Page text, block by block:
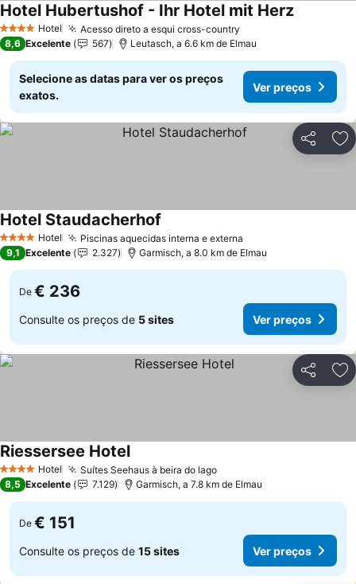
4 EstrelasHotel Acesso direto a esqui cross-country
Hotel Hubertushof - Ihr Hotel mit HerzVer
8,6 Excelente 567 Leutasch, a 6.6 km de Elmau
Selecione as datas para ver os preços
exatos.
Ver preços
Partilhar
4 EstrelasHotel Piscinas aquecidas interna e externa
Hotel Staudacherhof
9,1 Excelente 2.327 Garmisch, a 8.0 km de Elmau
De € 236
Consulte os preços de 5 sites Ver preços
Partilhar
4 EstrelasHotel Suítes Seehaus à beira do lagoVer preços
Riessersee HotelVer preços
8,5 Excelente 7.129 Garmisch, a 7.8 km de Elmau
De € 151
Consulte os preços de 15 sites Ver preços